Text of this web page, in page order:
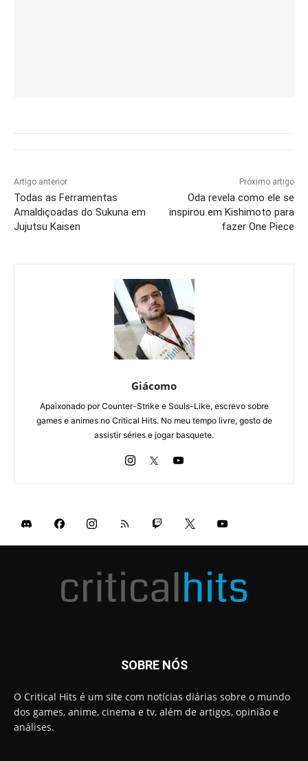
Artigo anterior
Todas as Ferramentas
Amaldiçoadas do Sukuna em
Jujutsu Kaisen
Próximo artigo
Oda revela como ele se
inspirou em Kishimoto para
fazer One Piece
Giácomo
Apaixonado por Counter-Strike e Souls-Like, escrevo sobre
games e animes no Critical Hits. No meu tempo livre, gosto de
assistir séries e jogar basquete.
SOBRE NÓS
O Critical Hits é um site com notícias diárias sobre o mundo
dos games, anime, cinema e tv, além de artigos, opinião e
análises.